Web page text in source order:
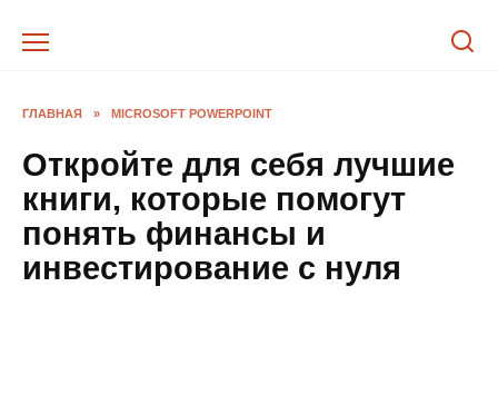
ГЛАВНАЯ » MICROSOFT POWERPOINT
Откройте для себя лучшие
книги, которые помогут
понять финансы и
инвестирование с нуля